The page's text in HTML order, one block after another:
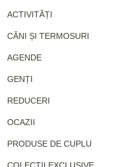
ACTIVITĂȚI
CĂNI ȘI TERMOSURI
AGENDE
GENȚI
REDUCERI
OCAZII
PRODUSE DE CUPLU